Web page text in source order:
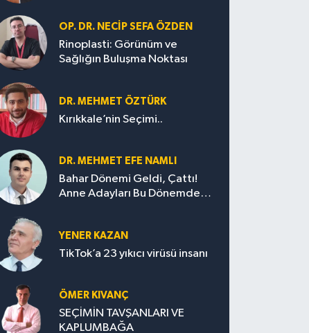
OP. DR. NECIP SEFA ÖZDEN
Rinoplasti: Görünüm ve
Sağlığın Buluşma Noktası
DR. MEHMET ÖZTÜRK
Kırıkkale’nin Seçimi..
DR. MEHMET EFE NAMLI
Bahar Dönemi Geldi, Çattı!
Anne Adayları Bu Dönemde
YENER KAZAN
TikTok’a 23 yıkıcı virüsü insanı
ÖMER KIVANÇ
SEÇİMİN TAVŞANLARI VE
KAPLUMBAĞA